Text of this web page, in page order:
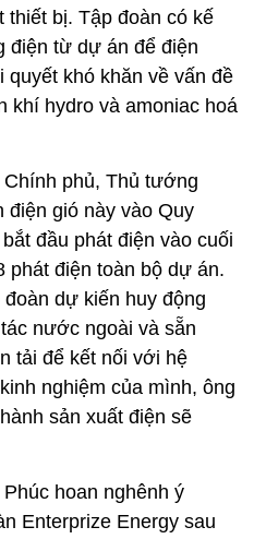
thiết bị. Tập đoàn có kế
điện từ dự án để điện
khó khăn về vấn đề
khí hydro và amoniac hoá
phủ, Thủ tướng
điện gió này vào Quy
đầu phát điện vào cuối
phát điện toàn bộ dự án.
dự kiến huy động
nước ngoài và sẵn
tải để kết nối với hệ
nghiệm của mình, ông
sản xuất điện sẽ
hoan nghênh ý
Enterprize Energy sau